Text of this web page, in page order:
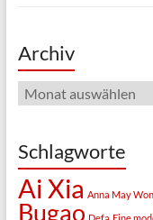
Archiv
Archiv
Schlagworte
Ai Xia Anna May
Bugao